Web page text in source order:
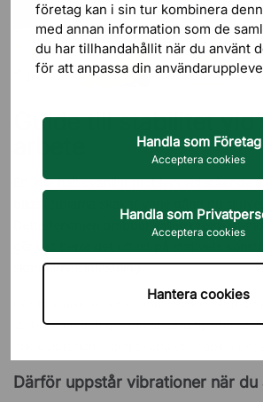
företag kan i sin tur kombinera
med annan information som de
du har tillhandahållit när du använt
för att anpassa din
Handla som Företag
Acceptera cookies
Handla som
Acceptera cookies
Hantera cookies
Guide till stabilitet
Ett inte helt ovanligt problem vid stående
Detta fenomen drabbar sällan premium-
gör det beror det oftast på stativets
skärmarnas infästning.
Här förklarar vi hur underredets design
stabiliteten och ger dig smarta tips för att
Därför uppstår vibrationer när